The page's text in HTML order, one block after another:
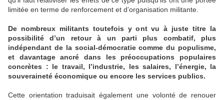
limitée en terme de renforcement et d’organisation militante.
De nombreux militants toutefois y ont vu à juste titre la
possibilité d’un retour à un parti plus combatif, plus
indépendant de la social-démocratie comme du populisme,
et davantage ancré dans les préoccupations populaires
concrètes : le travail, l’industrie, les salaires, l’énergie, la
souveraineté économique ou encore les services publics.
Cette orientation traduisait également une volonté de renouer